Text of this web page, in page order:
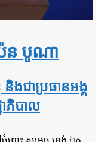
ែន បូណា
និងជាប្រធានអង្គ
ាភិបាល